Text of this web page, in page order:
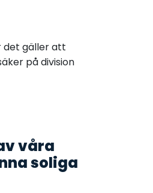
det gäller att
på division
våra
soliga